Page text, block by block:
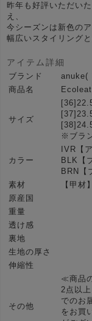
昨年も好評いただい
え、
今シーズンは新色の
幅広いスタイリングと
アイテム詳細
ブランド
anuke(
商品名
サイズ
※ブラ
カラー
IVR【
BLK【
BRN【
素材
【甲
原産国
重量
透け感
裏地
生地の厚さ
伸縮性
その他
≪商品
2点以
でのお
をお買